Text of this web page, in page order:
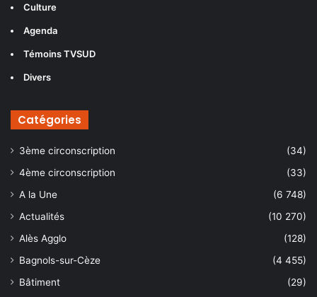
Culture
Agenda
Témoins TVSUD
Divers
Catégories
3ème circonscription
(34)
4ème circonscription
(33)
A la Une
(6 748)
Actualités
(10 270)
Alès Agglo
(128)
Bagnols-sur-Cèze
(4 455)
Bâtiment
(29)